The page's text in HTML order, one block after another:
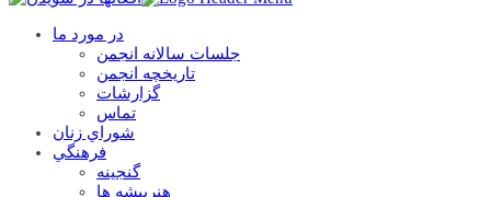
در مورد ما
جلسات سالانه انجمن
تاریخچه انجمن
گزارشات
تماس
شوراي زنان
فرهنگي
گنجينه
هنرپيشه ها